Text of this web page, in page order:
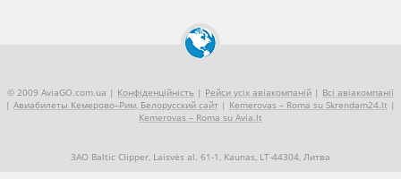
© 2009 AviaGO.com.ua | Конфіденційність | Рейси усіх авіакомпаній | Всі авіакомпанії
| Авиабилеты Кемерово–Рим, Белорусский сайт | Kemerovas – Roma su Skrendam24.lt |
Kemerovas – Roma su Avia.lt
ЗАО Baltic Clipper, Laisvės al. 61-1, Kaunas, LT-44304, Литва